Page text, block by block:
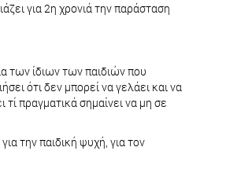
για 2η χρονιά την παράσταση
των ίδιων των παιδιών που
ότι δεν μπορεί να γελάει και να
πραγματικά σημαίνει να μη σε
την παιδική ψυχή, για τον